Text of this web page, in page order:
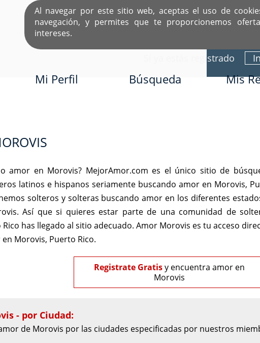
Al navegar por este sitio web, aceptas el uso de
navegación, y permites que te proporcionemos
intereses.EL ÚNICO SITIO DEDICADO A SOLTEROS
Sí ya estás registrado
Mi Perfil Búsqueda Mis
amor en Morovis? MejorAmor.com es el único sitio de
latinos e hispanos seriamente buscando amor en Morovis,
solteros y solteras buscando amor en los diferentes
Así que si quieres estar parte de una comunidad de
has llegado al sitio adecuado. Amor Morovis es tu acceso
Morovis, Puerto Rico.
Registrate Gratisy encuentra amor en
Morovis
- por Ciudad:
de Morovis por las ciudades especificadas por nuestros